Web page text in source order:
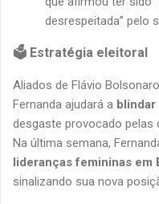
desrespeitada” pelo
🗳️ Estratégia eleitoral
Aliados de Flávio
Fernanda ajudará a blindar
desgaste provocado pelas
lideranças femininas em
sinalizando sua nova